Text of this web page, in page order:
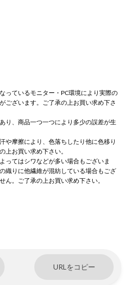
っているモニター・PC環境により実際の
ございます。ご了承の上お買い求め下さ
り、商品一つ一つにより多少の誤差が生
や摩擦により、色落ちしたり他に色移り
上お買い求め下さい。
ってはシワなどが多い場合もございま
織りに他繊維が混紡している場合もござ
ん。ご了承の上お買い求め下さい。
URLをコピー